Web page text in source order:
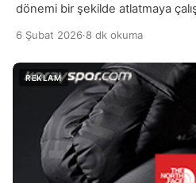
dönemi bir şekilde atlatmaya
koşullardan bağımsız olarak
dayanıklılığımızı
karşısında güçlü kalmak,
zamanda duygusal bir
Kendimize güvenerek, bu tür
6 Şubat 2026·8 dk okuma